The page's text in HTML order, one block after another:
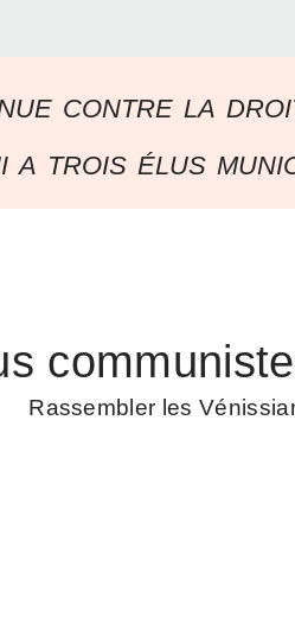
contre la
a trois élus
Rassembler les